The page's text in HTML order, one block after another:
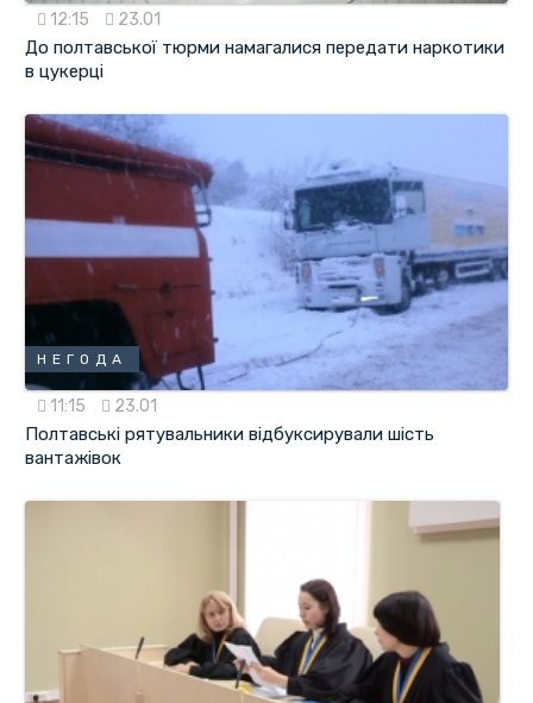
12:15 23.01
До полтавської тюрми намагалися передати наркотики
в цукерці
НЕГОДА
11:15 23.01
Полтавські рятувальники відбуксирували шість
вантажівок